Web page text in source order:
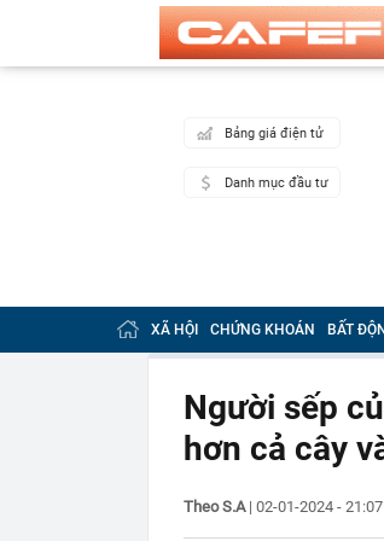
Bảng giá điện tử
Danh mục đầu tư
XÃ HỘI CHỨNG KHOÁN BẤT
Người sếp
hơn cả cây
Theo S.A| 02-01-2024 -